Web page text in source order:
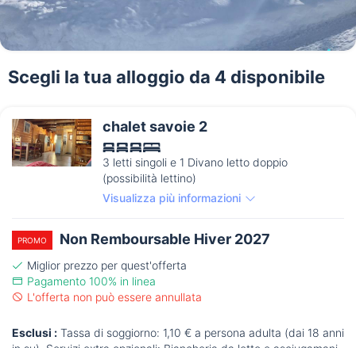
Scegli la tua alloggio da 4 disponibile
chalet savoie 2
3 letti singoli e 1 Divano letto doppio
(possibilità lettino)
Visualizza più informazioni
PROMO Non Remboursable Hiver 2027
Miglior prezzo per quest'offerta
Pagamento 100% in linea
L'offerta non può essere annullata
Esclusi : Tassa di soggiorno: 1,10 € a persona adulta (dai 18 anni